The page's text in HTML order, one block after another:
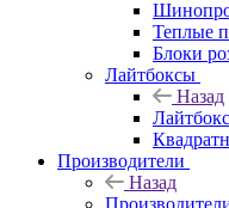
Теплые
Блоки
Лайтбоксы
Назад
Производители
Назад